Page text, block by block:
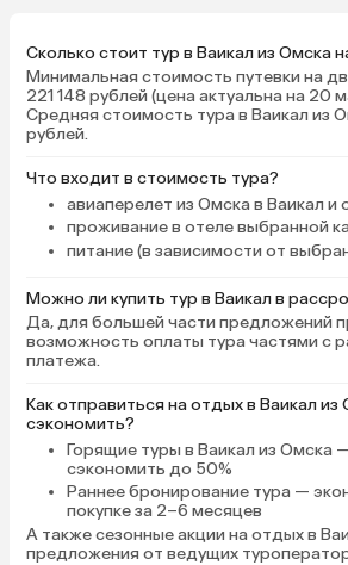
Сколько стоит тур в Ваикал из Омска
Минимальная стоимость путевки на
221 148 рублей (цена актуальна на 20
Средняя стоимость тура в Ваикал из
рублей.
Что входит в стоимость тура?
авиаперелет из Омска в Ваикал и
проживание в отеле выбранной
питание (в зависимости от
Можно ли купить тур в Ваикал в
Да, для большей части предложений
возможность оплаты тура частями с
платежа.
Как отправиться на отдых в Ваикал из
сэкономить?
Горящие туры в Ваикал из Омска
сэкономить до 50%
Раннее бронирование тура —
покупке за 2–6 месяцев
А такжесезонные акции на отдых в
предложения от ведущих